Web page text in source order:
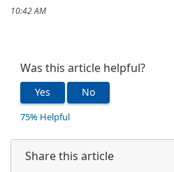
10:42 AM
Was this article helpful?
Yes No
75% Helpful
Share this article